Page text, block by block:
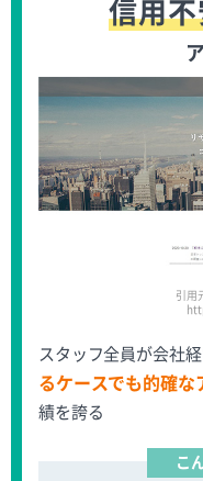
信用
引用
スタッフ全員が会社経
るケースでも的確
績を誇る
こ